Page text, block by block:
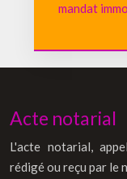
mandat
Acte notarial
L'acte notarial,
rédigé ou reçu par le